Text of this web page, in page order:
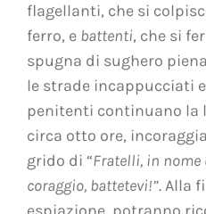
flagellanti, che si
ferro, e battenti, che si
spugna di sughero
le strade incappucciati
penitenti continuano la
circa otto ore,
grido di “Fratelli, in nome
coraggio, battetevi!”. Alla